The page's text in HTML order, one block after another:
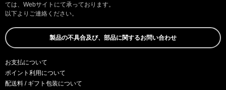
ては、Webサイトにて承っております。
以下よりご連絡ください。
製品の不具合及び、部品に関するお問い合わせ
お支払について
ポイント利用について
配送料 / ギフト包装について